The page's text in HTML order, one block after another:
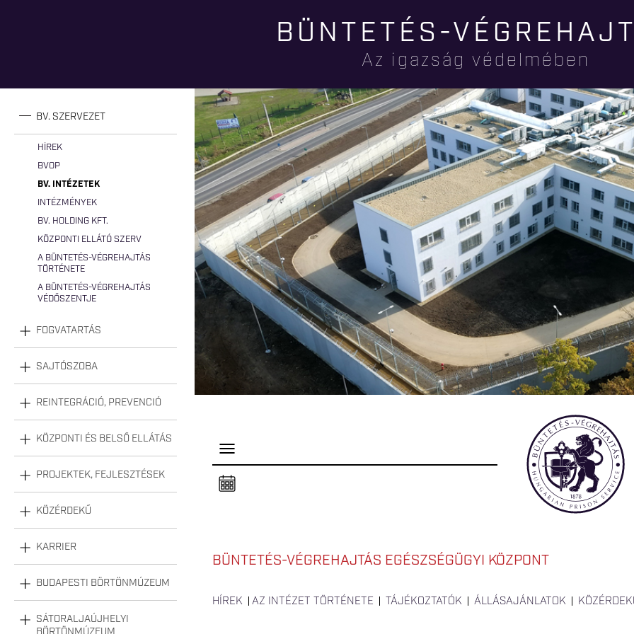
tartalomra
BÜNTETÉS-
Az igazság védelmében
BV. SZERVEZET
HÍREK
BVOP
BV. INTÉZETEK
INTÉZMÉNYEK
BV. HOLDING KFT.
KÖZPONTI ELLÁTÓ SZERV
A BÜNTETÉS-VÉGREHAJTÁS
TÖRTÉNETE
A BÜNTETÉS-VÉGREHAJTÁS
VÉDŐSZENTJE
FOGVATARTÁS
SAJTÓSZOBA
REINTEGRÁCIÓ, PREVENCIÓ
KÖZPONTI ÉS BELSŐ ELLÁTÁS
PROJEKTEK, FEJLESZTÉSEK
KÖZÉRDEKŰ
KARRIER
BUDAPESTI BÖRTÖNMÚZEUM
SÁTORALJAÚJHELYI
P
e
l
s
a
BÜNTETÉS-VÉGREHAJTÁS EGÉSZSÉGÜGYI KÖZPONT
HÍREK AZ INTÉZET TÖRTÉNETE TÁJÉKOZTATÓK ÁLLÁSAJÁNLATOK